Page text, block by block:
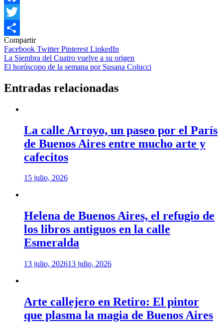
Facebook
Twitter
Compartir
Compartir
Facebook TwitterPinterest LinkedIn
Navegación
de
entradas
La Siembra del Cuatro vuelve a su origen
El horóscopo de la semana por Susana Colucci
Entradas relacionadas
La calle Arroyo, un paseo por el París
de Buenos Aires entre mucho arte y
cafecitos
15 julio, 2026
Helena de Buenos Aires, el refugio de
los libros antiguos en la calle
Esmeralda
13 julio, 202613 julio, 2026
Arte callejero en Retiro: El pintor
que plasma la magia de Buenos Aires